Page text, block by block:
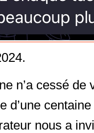
n’a cessé
d’une
nous a